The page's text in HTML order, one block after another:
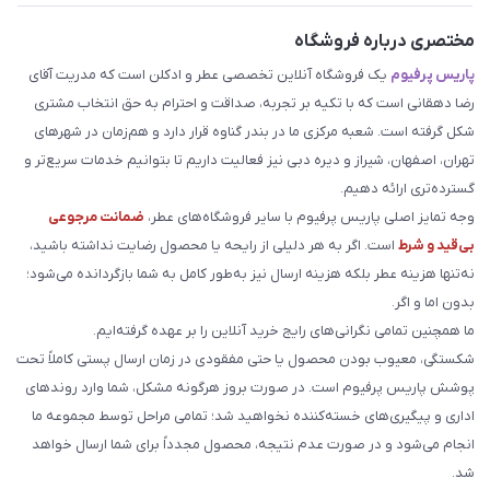
مختصری درباره فروشگاه
پاریس پرفیوم یک فروشگاه آنلاین تخصصی عطر و ادکلن است که مدریت آقای
رضا دهقانی است که با تکیه بر تجربه، صداقت و احترام به حق انتخاب مشتری
شکل گرفته است. شعبه مرکزی ما در بندر گناوه قرار دارد و هم‌زمان در شهرهای
تهران، اصفهان، شیراز و دیره دبی نیز فعالیت داریم تا بتوانیم خدمات سریع‌تر و
گسترده‌تری ارائه دهیم.
وجه تمایز اصلی پاریس پرفیوم با سایر فروشگاه‌های عطر، ضمانت مرجوعی
بی‌قید و شرط است. اگر به هر دلیلی از رایحه یا محصول رضایت نداشته باشید،
نه‌تنها هزینه عطر بلکه هزینه ارسال نیز به‌طور کامل به شما بازگردانده می‌شود؛
بدون اما و اگر.
ما همچنین تمامی نگرانی‌های رایج خرید آنلاین را بر عهده گرفته‌ایم.
شکستگی، معیوب بودن محصول یا حتی مفقودی در زمان ارسال پستی کاملاً تحت
پوشش پاریس پرفیوم است. در صورت بروز هرگونه مشکل، شما وارد روندهای
اداری و پیگیری‌های خسته‌کننده نخواهید شد؛ تمامی مراحل توسط مجموعه ما
انجام می‌شود و در صورت عدم نتیجه، محصول مجدداً برای شما ارسال خواهد
شد.